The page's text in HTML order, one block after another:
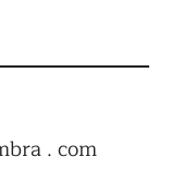
. com